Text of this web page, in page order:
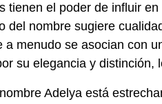
tienen el poder de influir
del nombre sugiere
a menudo se asocian con
su elegancia y distinción,
Adelya está